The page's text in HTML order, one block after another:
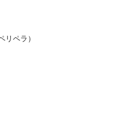
リペラ）